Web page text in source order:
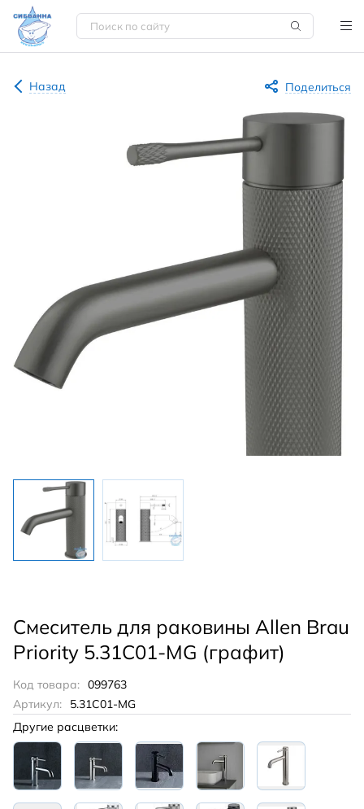
Назад Поделиться
Смеситель для раковины Allen Brau
Priority 5.31С01-MG (графит)
Код товара: 099763
Артикул:
5.31С01-MG
Другие расцветки: